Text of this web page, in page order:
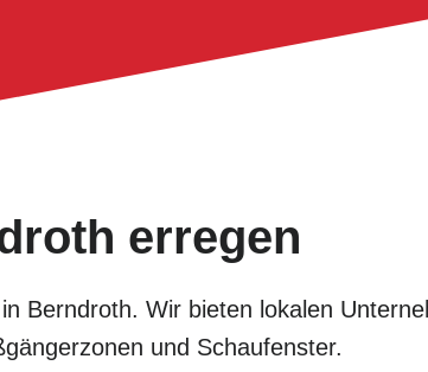
erregen
Berndroth. Wir bieten lokalen
und Schaufenster.